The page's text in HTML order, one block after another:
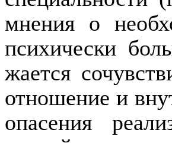
мнения о
психически
жается
отношение и
опасения